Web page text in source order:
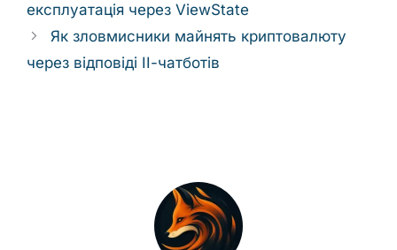
експлуатація через ViewState
Як зловмисники майнять криптовалюту
через відповіді ІІ-чатботів